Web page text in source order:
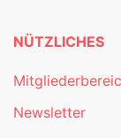
NÜTZLICHES
Newsletter